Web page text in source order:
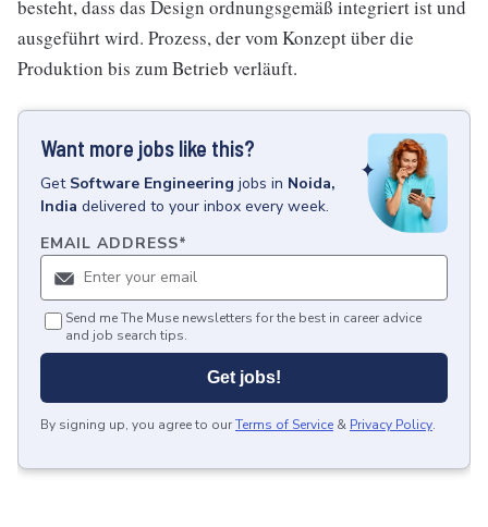
besteht, dass das Design ordnungsgemäß integriert ist und
ausgeführt wird. Prozess, der vom Konzept über die
Produktion bis zum Betrieb verläuft.
Want more jobs like this?
Get Software Engineering jobs in Noida,
India delivered to your inbox every week.
EMAIL ADDRESS*
Send me The Muse newsletters for the best in career advice
and job search tips.
Get jobs!
By signing up, you agree to ourTerms of Service & Privacy Policy.